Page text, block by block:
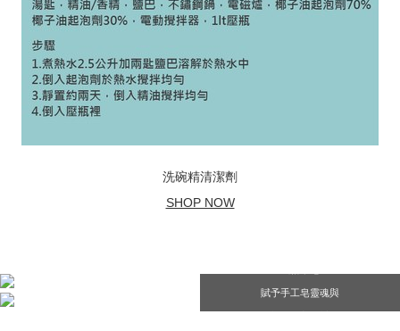
洗碗精清潔劑
SHOP NOW
賦予手工皂靈魂與